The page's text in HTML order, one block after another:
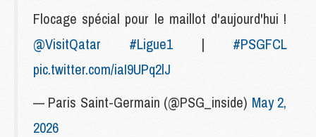
Flocage spécial pour le maillot d'aujourd'hui !
@VisitQatar
#Ligue1 | #PSGFCL
pic.twitter.com/iaI9UPq2lJ
— Paris Saint-Germain (@PSG_inside) May 2,
2026